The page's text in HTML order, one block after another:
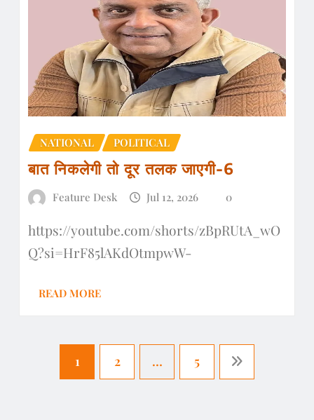
NATIONAL POLITICAL
बात निकलेगी तो दूर तलक जाएगी-6
Feature Desk Jul 12, 2026 0
https://youtube.com/shorts/zBpRUtA_wO
Q?si=HrF85lAKdOtmpwW-
READ MORE
1 2 … 5